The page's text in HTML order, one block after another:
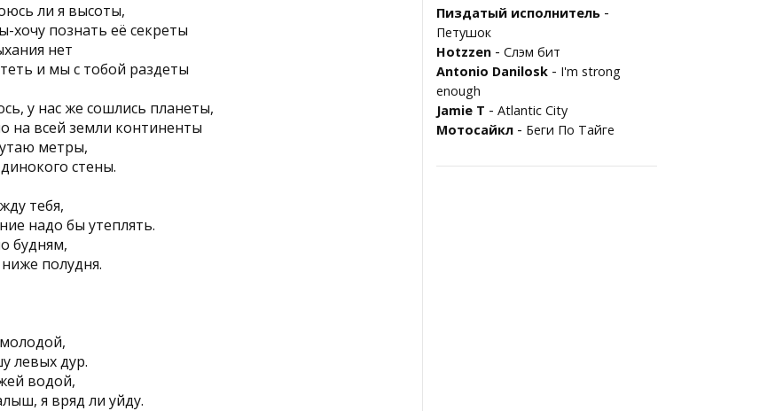
ли я высоты,
хочу познать её секреты
нет
и мы с тобой раздеты
у нас же сошлись планеты,
на всей земли континенты
метры,
стены.
тебя,
надо бы утеплять.
будням,
полудня.
левых дур.
водой,
я вряд ли уйду.
Пиздатый исполнитель -
Петушок
Hotzzen - Слэм бит
Antonio Danilosk - I'm strong
enough
Jamie T - Atlantic City
Мотосайкл - Беги По Тайге